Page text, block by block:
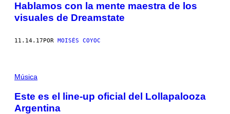
Hablamos con la mente maestra de los
visuales de Dreamstate
11.14.17 POR MOISÉS COYOC
Música
Este es el line-up oficial del Lollapalooza
Argentina